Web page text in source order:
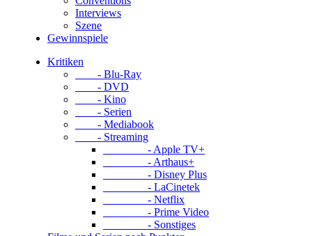
Interviews
Szene
Gewinnspiele
Kritiken
- Blu-Ray
- DVD
- Kino
- Serien
- Mediabook
- Streaming
- Apple TV+
- Arthaus+
- Disney Plus
- LaCinetek
- Netflix
- Prime Video
- Sonstiges